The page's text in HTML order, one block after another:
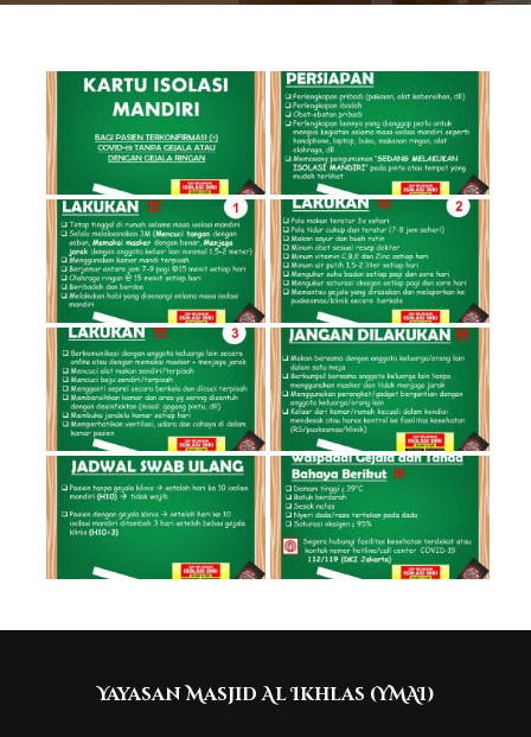
Yayasan Masjid Al Ikhlas (YMAI)